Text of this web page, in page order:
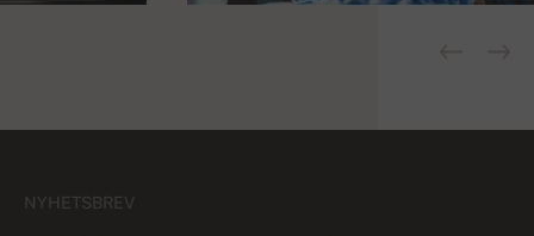
NYHETSBREV